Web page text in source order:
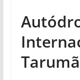
Tarumã